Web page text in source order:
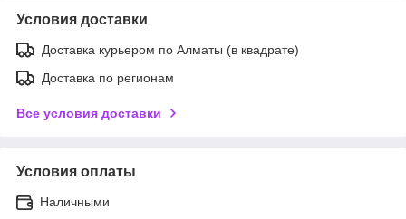
Условия доставки
Доставка курьером по Алматы (в квадрате)
Доставка по регионам
Все условия доставки
Условия оплаты
Наличными